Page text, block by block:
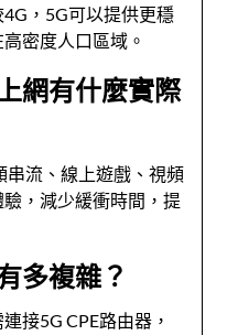
，5G可以提供更穩
密度人口區域。
網有什麼實際
流、線上遊戲、視頻
，減少緩衝時間，提
多複雜？
接5G CPE路由器，